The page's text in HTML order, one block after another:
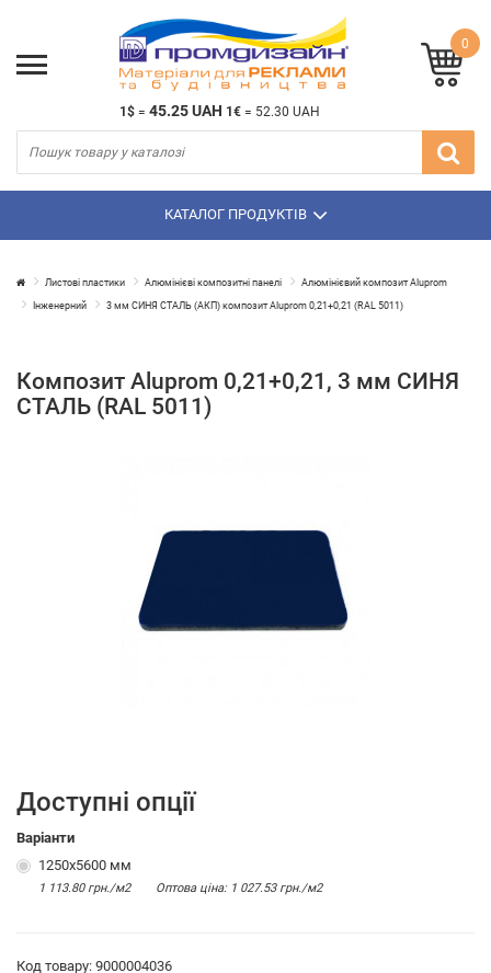
1$ = 45.25 UAH 1€ = 52.30 UAH
0
КАТАЛОГ ПРОДУКТІВ
Листові пластики Алюмінієві композитні панелі Алюмінієвий композит Aluprom
Інженерний 3 мм СИНЯ СТАЛЬ (АКП) композит Aluprom 0,21+0,21 (RAL 5011)
Композит Aluprom 0,21+0,21, 3 мм СИНЯ
СТАЛЬ (RAL 5011)
Доступні опції
Варіанти
1250х5600 мм
1 113.80 грн./м2 Оптова цiна: 1 027.53 грн./м2
Код товару: 9000004036